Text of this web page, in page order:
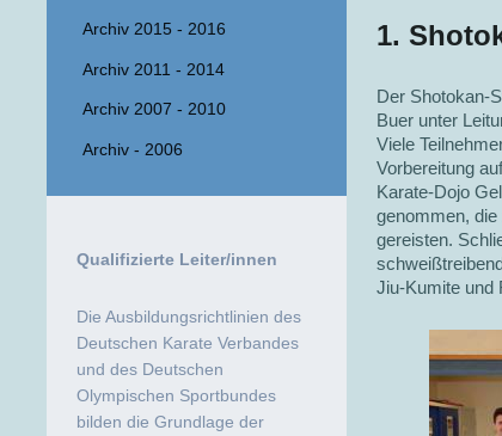
1.
Der Shotokan-
Buer unter
Viele
Vorbereitung
Karate-Dojo
genommen,
gereisten.
Jiu-Kumite und
Archiv 2015 - 2016
Archiv 2011 - 2014
Archiv 2007 - 2010
Archiv - 2006
Qualifizierte Leiter/innen
Die Ausbildungsrichtlinien des
Deutschen Karate Verbandes
und des Deutschen
Olympischen Sportbundes
bilden die Grundlage der